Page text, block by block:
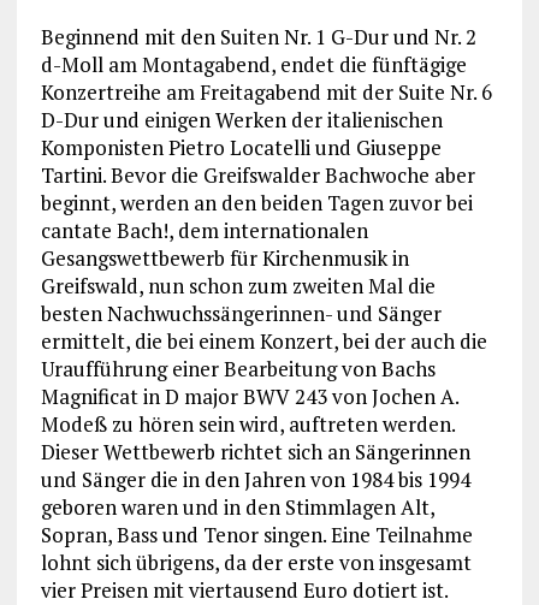
Beginnend mit den Suiten Nr. 1 G-Dur und Nr. 2
d-Moll am Montagabend, endet die fünftägige
Konzertreihe am Freitagabend mit der Suite Nr. 6
D-Dur und einigen Werken der italienischen
Komponisten Pietro Locatelli und Giuseppe
Tartini. Bevor die Greifswalder Bachwoche aber
beginnt, werden an den beiden Tagen zuvor bei
cantate Bach!, dem internationalen
Gesangswettbewerb für Kirchenmusik in
Greifswald, nun schon zum zweiten Mal die
besten Nachwuchssängerinnen- und Sänger
ermittelt, die bei einem Konzert, bei der auch die
Uraufführung einer Bearbeitung von Bachs
Magnificat in D major BWV 243 von Jochen A.
Modeß zu hören sein wird, auftreten werden.
Dieser Wettbewerb richtet sich an Sängerinnen
und Sänger die in den Jahren von 1984 bis 1994
geboren waren und in den Stimmlagen Alt,
Sopran, Bass und Tenor singen. Eine Teilnahme
lohnt sich übrigens, da der erste von insgesamt
vier Preisen mit viertausend Euro dotiert ist.